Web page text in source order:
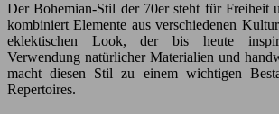
Der Bohemian-Stil der 70er steht für Freiheit
kombiniert Elemente aus verschiedenen
eklektischen Look, der bis heute
Verwendung natürlicher Materialien und
macht diesen Stil zu einem wichtigen
Repertoires.